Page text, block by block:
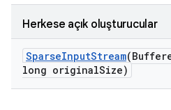
Herkese açık oluşturucular
SparseInputStream
long originalSize)